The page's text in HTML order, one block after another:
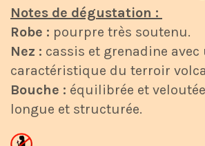
Notes de dégustation :
Robe : pourpre très soutenu.
Nez : cassis et grenadine
caractéristique du terroir
Bouche : équilibrée et
longue et structurée.